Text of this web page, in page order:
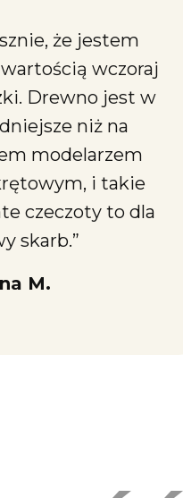
5
że jestem
wczoraj
Drewno jest w
niż na
modelarzem
i takie
czeczoty to dla
skarb.”
M.